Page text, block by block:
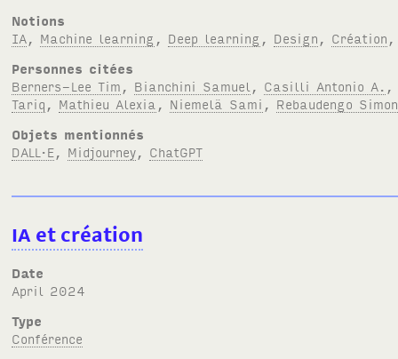
Notions
IA, Machine learning , Deep learning , Design , Création
Personnes citées
Berners-Lee Tim , Bianchini Samuel , Casilli Antonio A.
Tariq , Mathieu Alexia , Niemelä Sami , Rebaudengo
Objets mentionnés
DALL·E, Midjourney, ChatGPT
IAet création
Date
April 2024
Type
Conférence